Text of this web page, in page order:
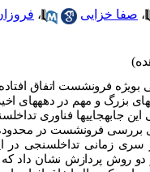
، صفا خزایی ،
فرونشست اتفاق
های بزرگ و مهم در دهه­های
این جابهجاییها فناوری تداخل
بررسی فرونشست در
سری زمانی تداخلسنجی در